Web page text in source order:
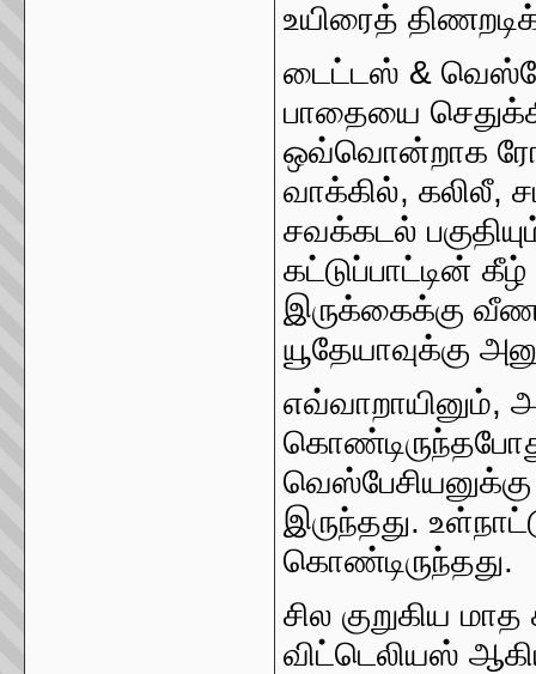
உயிரைத்
டைட்டஸ் &
பாதையை
ஒவ்வொன்றாக
வாக்கில், கலிலீ,
சவக்கடல்
கட்டுப்பாட்டின்
இருக்கைக்கு
யூதேயாவுக்கு
எவ்வாறாயினும்,
இருந்தது.
கொண்டிருந்தது.
சில குறுகிய
விட்டெலியஸ்